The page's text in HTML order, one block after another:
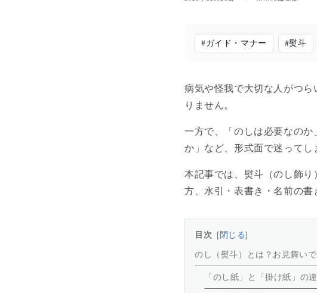
#ガイド・マナー #熨斗
病気や怪我で大切な人がつ
りません。
一方で、「のしは必要なの
か」など、形式面で迷ってし
本記事では、熨斗（のし飾
方、水引・表書き・名前の書
目次 閉じる
のし（熨斗）とは？お見舞い
「のし紙」と「掛け紙」の